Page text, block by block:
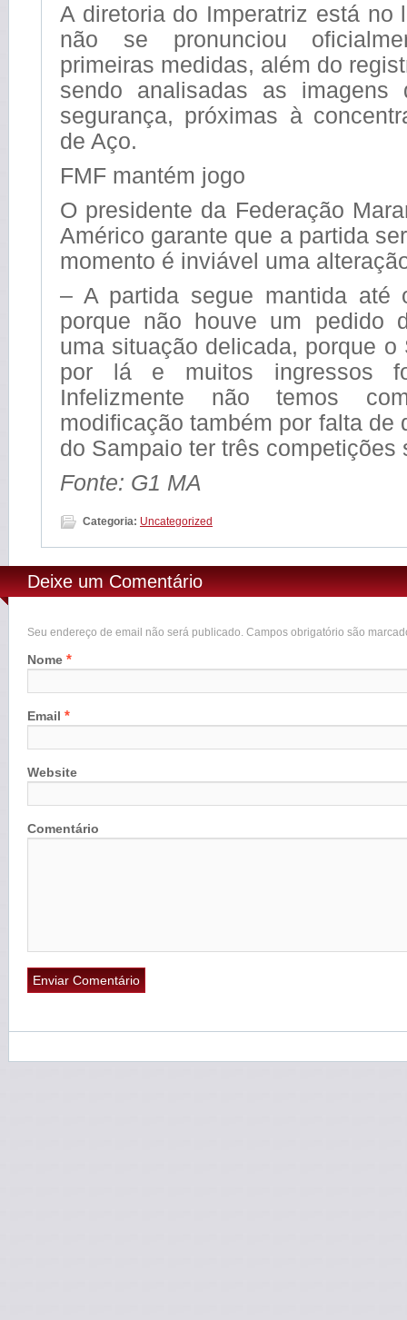
A diretoria do Imperatriz está no
não se pronunciou
primeiras medidas, além do
sendo analisadas as imagens
segurança, próximas à
de Aço.
FMF mantém jogo
O presidente da Federação
Américo garante que a partida
momento é inviável uma
– A partida segue mantida até
porque não houve um pedido
uma situação delicada, porque o
por lá e muitos ingressos
Infelizmente não temos
modificação também por falta de
do Sampaio ter três competições
Fonte: G1 MA
Categoria: Uncategorized
Deixe um Comentário
Seu endereço de email não será publicado. Campos obrigatório são
Nome *
Email *
Website
Comentário